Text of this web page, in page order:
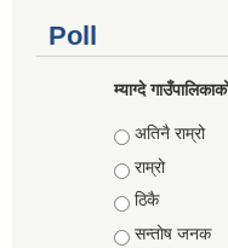
Poll
म्याग्दे
Choices
अतिनै राम्रो
राम्रो
ठिकै
सन्तोष जनक